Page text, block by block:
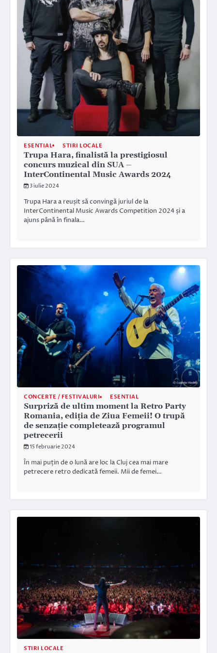
ESENTIAL STIRI LOCALE
Trupa Hara, finalistă la prestigiosul
concurs muzical din SUA –
InterContinental Music Awards 2024
3 iulie 2024
Trupa Hara a reușit să convingă juriul de la
InterContinental Music Awards Competition 2024 și a
ajuns până în finala…
CONCERTE / FESTIVALURI ESENTIAL
Surpriză de ultim moment la Retro Party
Romania, ediția de Ziua Femeii! O trupă
de senzație completează programul
petrecerii
15 februarie 2024
În mai puțin de o lună are loc la Cluj cea mai mare
petrecere retro dedicată femeii. Mii de femei…
STIRI LOCALE